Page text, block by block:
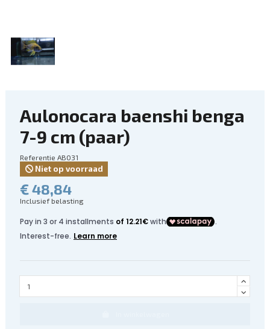
Aulonocara baenshi benga
7-9 cm (paar)
Referentie AB031
Niet op voorraad
€ 48,84
Inclusief belasting